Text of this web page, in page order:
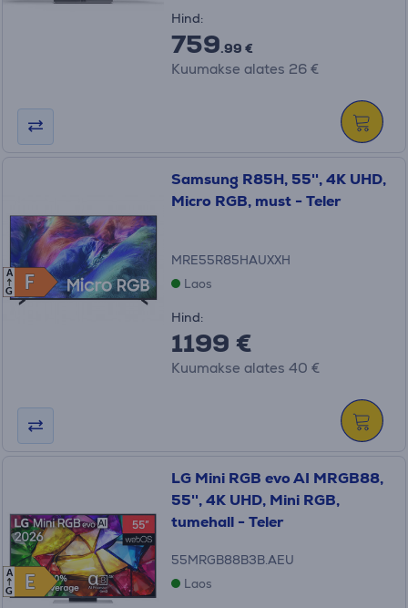
Hind:
759.99 €
Kuumakse alates 26 €
F
F
A
G
Samsung R85H, 55'', 4K UHD,
Micro RGB, must - Teler
MRE55R85HAUXXH
Laos
Hind:
1199 €
Kuumakse alates 40 €
E
E
A
G
LG Mini RGB evo AI MRGB88,
55'', 4K UHD, Mini RGB,
tumehall - Teler
55MRGB88B3B.AEU
Laos